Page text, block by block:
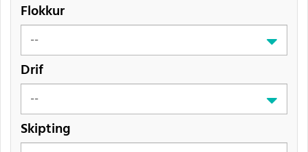
Flokkur
Drif
Skipting